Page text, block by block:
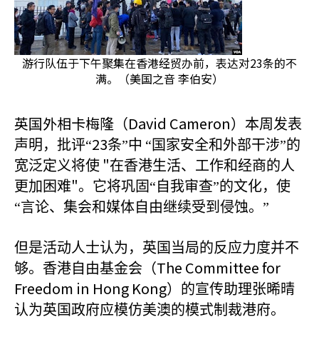
游行队伍于下午聚集在香港经贸办前，表达对23条的不
满。（美国之音 李伯安）
英国外相卡梅隆（David Cameron）本周发表
声明，批评“23条”中 “国家安全和外部干涉”的
宽泛定义将使 "在香港生活、工作和经商的人
更加困难"。它将巩固“自我审查”的文化，使
“言论、集会和媒体自由继续受到侵蚀。”
但是活动人士认为，英国当局的反应力度并不
够。香港自由基金会（The Committee for
Freedom in Hong Kong）的宣传助理张晞晴
认为英国政府应模仿美澳的模式制裁港府。